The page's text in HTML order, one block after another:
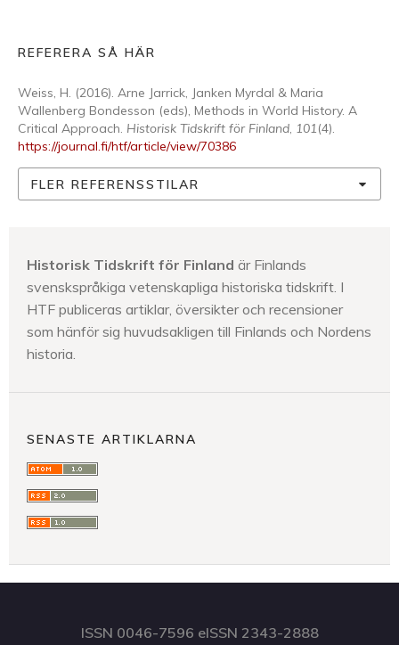
REFERERA SÅ HÄR
Weiss, H. (2016). Arne Jarrick, Janken Myrdal & Maria
Wallenberg Bondesson (eds), Methods in World History. A
Critical Approach. Historisk Tidskrift för Finland, 101(4).
https://journal.fi/htf/article/view/70386
FLER REFERENSSTILAR
Historisk Tidskrift för Finland är Finlands
svenskspråkiga vetenskapliga historiska tidskrift. I
HTF publiceras artiklar, översikter och recensioner
som hänför sig huvudsakligen till Finlands och Nordens
historia.
SENASTE ARTIKLARNA
ISSN 0046-7596 eISSN 2343-2888